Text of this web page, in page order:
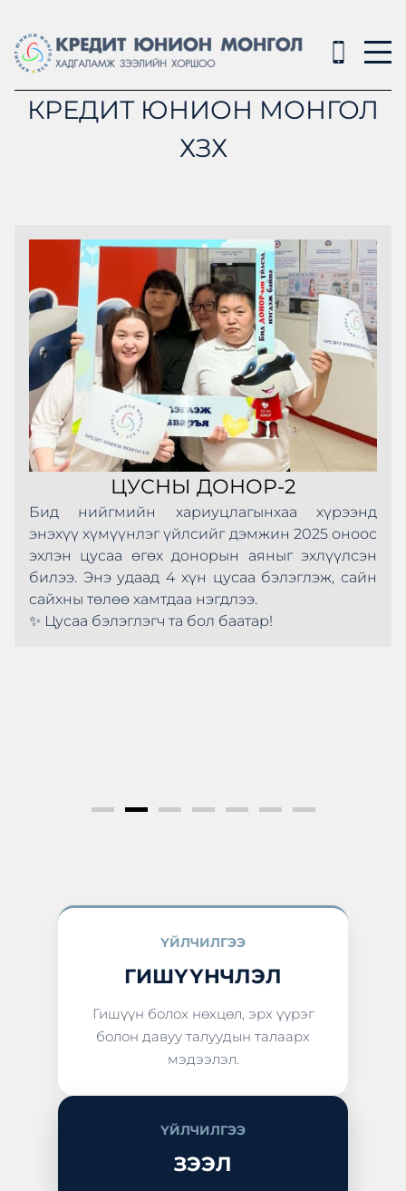
КРЕДИТ ЮНИОН МОНГОЛ
ХЗХ
ЦУСНЫ ДОНОР-2
Бид нийгмийн хариуцлагынхаа хүрээнд
энэхүү хүмүүнлэг үйлсийг дэмжин 2025 оноос
эхлэн цусаа өгөх донорын аяныг эхлүүлсэн
билээ. Энэ удаад 4 хүн цусаа бэлэглэж, сайн
сайхны төлөө хамтдаа нэгдлээ.
✨ Цусаа бэлэглэгч та бол баатар!
ҮЙЛЧИЛГЭЭ
ГИШҮҮНЧЛЭЛ
Гишүүн болох нөхцөл, эрх үүрэг
болон давуу талуудын талаарх
мэдээлэл.
ҮЙЛЧИЛГЭЭ
ЗЭЭЛ